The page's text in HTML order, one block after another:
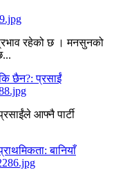
रहेको छ । मनसुनको
कि छैन?: प्रसाईं
आफ्नै पार्टी
बानियाँ